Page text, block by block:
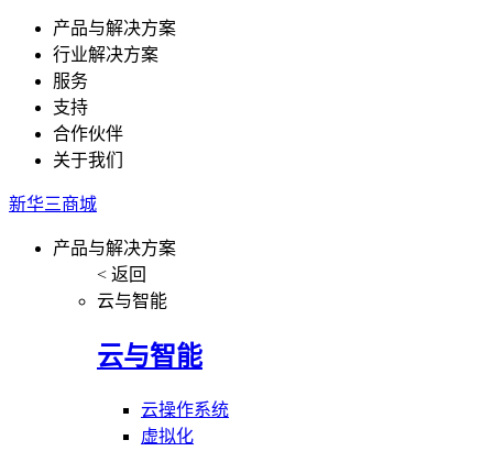
产品与解决方案
行业解决方案
服务
支持
合作伙伴
关于我们
新华三商城
产品与解决方案
< 返回
云与智能
云与智能
云操作系统
虚拟化